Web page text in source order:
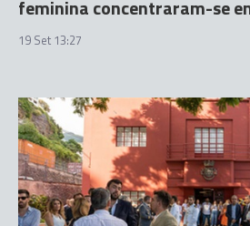
feminina concentraram-se
19 Set 13:27